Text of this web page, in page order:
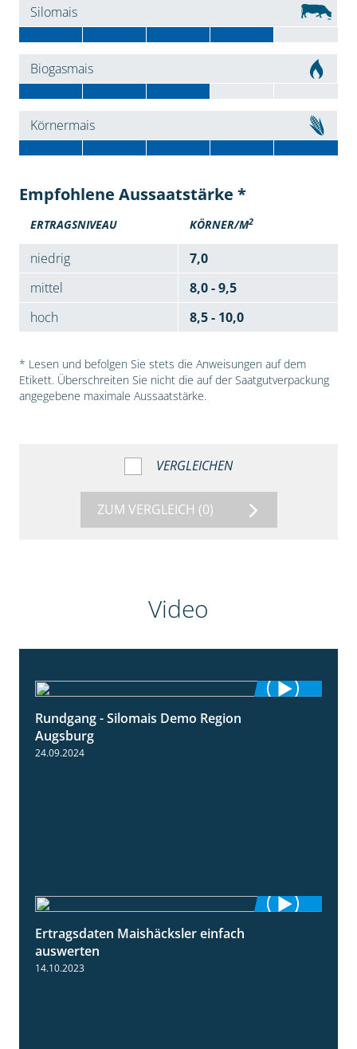
Silomais
Biogasmais
Körnermais
Empfohlene Aussaatstärke *
ERTRAGSNIVEAU KÖRNER/M2
niedrig
7,0
mittel
8,0 - 9,5
hoch
8,5 - 10,0
* Lesen und befolgen Sie stets die Anweisungen auf dem
Etikett. Überschreiten Sie nicht die auf der Saatgutverpackung
angegebene maximale Aussaatstärke.
VERGLEICHEN
ZUM VERGLEICH (0)
Video
Rundgang - Silomais Demo Region
Augsburg
24.09.2024
Ertragsdaten Maishäcksler einfach
auswerten
14.10.2023